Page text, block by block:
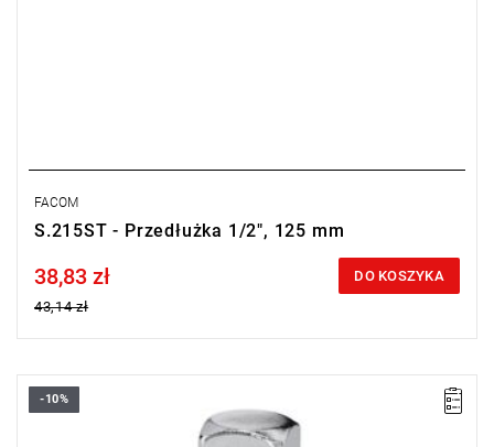
FACOM
S.215ST - Przedłużka 1/2", 125 mm
Price tax included
38,83 zł
43,14 zł
DO KOSZYKA
-10%